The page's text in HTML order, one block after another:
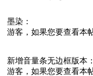
墨染：
游客，如果您要查看本
新增音量条无边框版本：
游客，如果您要查看本